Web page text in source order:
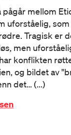
pågår mellom
uforståelig,
Tragisk er
men
konflikten
og bildet av
det… (...)